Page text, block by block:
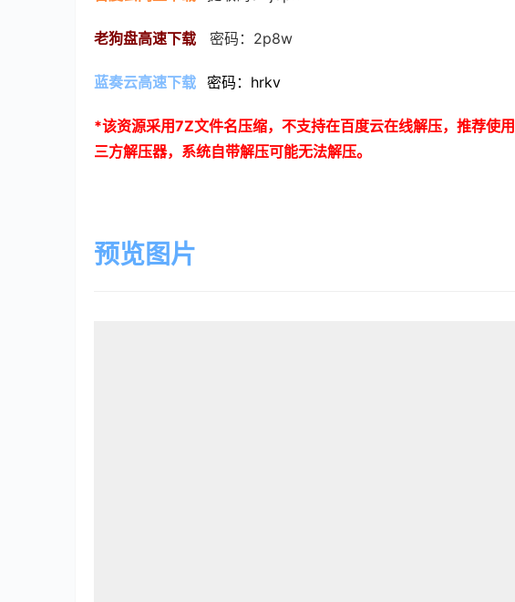
老狗盘高速下载 密码：2p8w
蓝奏云高速下载 密码：hrkv
*该资源采用7Z文件名压缩，不支持在百度云在线解压，推荐使用
三方解压器，系统自带解压可能无法解压。
预览图片